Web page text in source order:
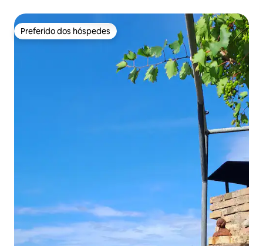
Preferido dos hóspedes
Preferido dos hóspedes